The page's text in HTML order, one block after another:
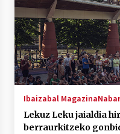
2026/
MUSIBLA
Tiga,
2026/
Ibaizabal Magazina
Lekuz Leku jaialdia
berraurkitzeko